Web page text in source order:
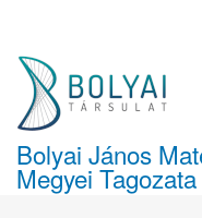
fiók
menüje
Bolyai János
Megyei Tagozata